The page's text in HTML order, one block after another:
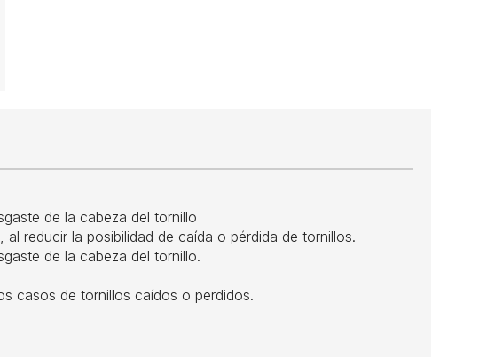
de la cabeza del tornillo
reducir la posibilidad de caída o pérdida de tornillos.
de la cabeza del tornillo.
casos de tornillos caídos o perdidos.